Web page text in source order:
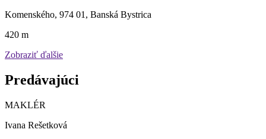
Komenského, 974 01, Banská Bystrica
420 m
Zobraziť ďalšie
Predávajúci
MAKLÉR
Ivana Rešetková